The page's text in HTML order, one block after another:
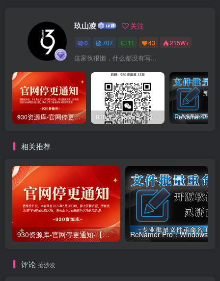
玖山凌 关注
0 707 11 43 215W+
这家伙很懒，什么都没有写...
930资源库-官网停更通知-【换在线文档更新-每日更新】 930资源库-微信资源12群【限时免费】开放入群中！！！
相关推荐
930资源库-官网停更通知-【换在线文档更新-每日更新】
评论 抢沙发